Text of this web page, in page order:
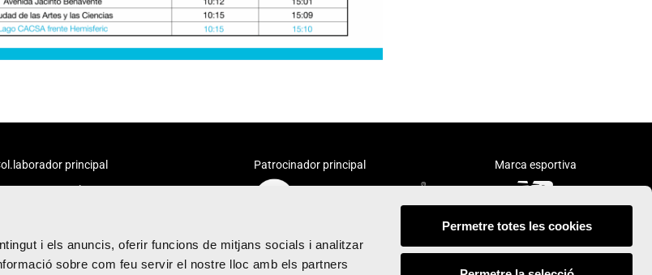
i els anuncis, oferir funcions de mitjans socials i analitzar
sobre com feu servir el nostre lloc amb els partners
Permetre totes les cookies
principal Patrocinador principal Marca esportiva